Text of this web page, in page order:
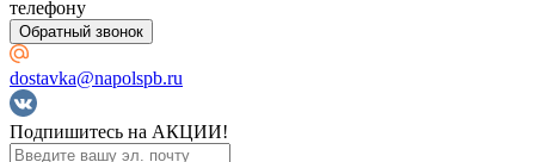
телефону
Обратный звонок
dostavka@napolspb.ru
Подпишитесь на АКЦИИ!